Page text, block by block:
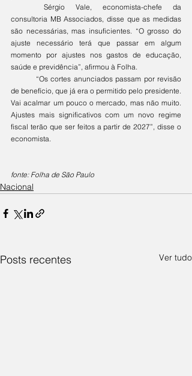
consultoria MB Associados, disse que as medidas
são necessárias, mas insuficientes. “O grosso do
ajuste necessário terá que passar em algum
momento por ajustes nos gastos de educação,
saúde e previdência”, afirmou à Folha.
de benefício, que já era o permitido pelo presidente.
Vai acalmar um pouco o mercado, mas não muito.
Ajustes mais significativos com um novo regime
fiscal terão que ser feitos a partir de 2027”, disse o
economista.
fonte: Folha de São Paulo
Nacional
Posts recentes Ver tudo